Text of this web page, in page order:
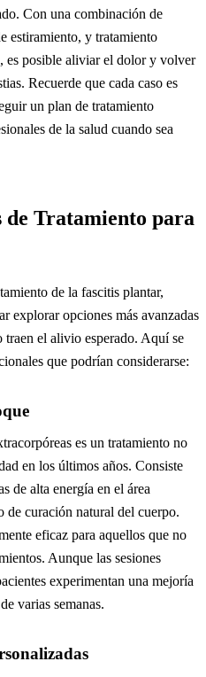
Con una combinación de
estiramiento, y tratamiento
es posible aliviar el dolor y volver
Recuerde que cada caso es
un plan de tratamiento
de la salud cuando sea
de Tratamiento para
de la fascitis plantar,
explorar opciones más avanzadas
traen el alivio esperado. Aquí se
que podrían considerarse:
es un tratamiento no
en los últimos años. Consiste
de alta energía en el área
de curación natural del cuerpo.
eficaz para aquellos que no
Aunque las sesiones
experimentan una mejoría
varias semanas.